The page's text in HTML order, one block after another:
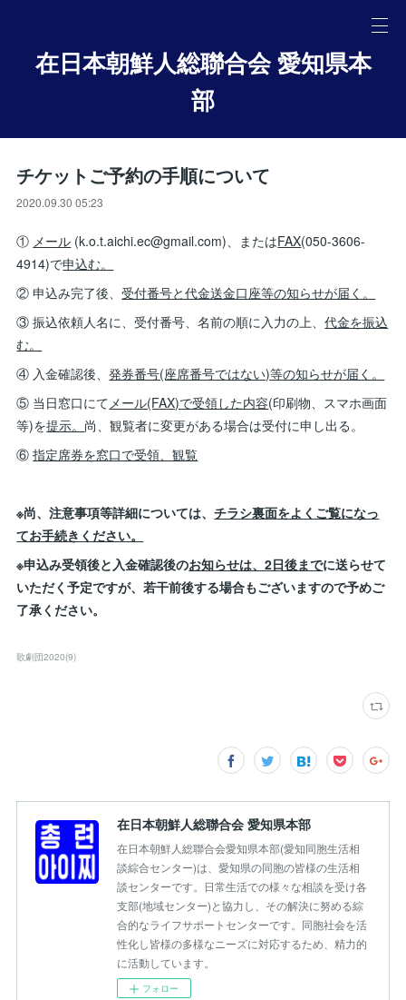
在日本朝鮮人総聯合会 愛知県本
部
チケットご予約の手順について
2020.09.30 05:23
① メール (k.o.t.aichi.ec@gmail.com)、またはFAX(050-3606-
4914)で申込む。
② 申込み完了後、受付番号と代金送金口座等の知らせが届く。
③ 振込依頼人名に、受付番号、名前の順に入力の上、代金を振込
む。
④ 入金確認後、発券番号(座席番号ではない)等の知らせが届く。
⑤ 当日窓口にてメール(FAX)で受領した内容(印刷物、スマホ画面
等)を提示。 尚、観覧者に変更がある場合は受付に申し出る。
⑥指定席券を窓口で受領、観覧
※尚、注意事項等詳細については、チラシ裏面をよくご覧になっ
てお手続きください。
※申込み受領後と入金確認後のお知らせは、2日後までに送らせて
いただく予定ですが、若干前後する場合もございますので予めご
了承ください。
歌劇団2020(9)
在日本朝鮮人総聯合会 愛知県本部
在日本朝鮮人総聯合会愛知県本部(愛知同胞生活相
談綜合センター)は、愛知県の同胞の皆様の生活相
談センターです。日常生活での様々な相談を受け各
支部(地域センター)と協力し、その解決に努める綜
合的なライフサポートセンターです。同胞社会を活
性化し皆様の多様なニーズに対応するため、精力的
に活動しています。
フォロー